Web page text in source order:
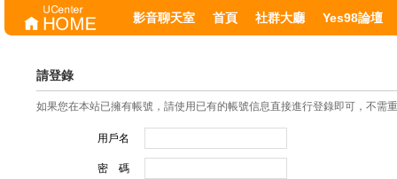
影音聊天室 首頁 社群大廳 Yes98論壇
請登錄
如果您在本站已擁有帳號，請使用已有的帳號信息直接進行登錄即可，不需
用戶名
密 碼